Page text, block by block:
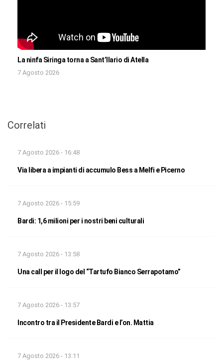
La ninfa Siringa torna a Sant’Ilario di Atella
7 Agosto 2026
Correlati
7 Agosto 2026 - 16:48
Via libera a impianti di accumulo Bess a Melfi e Picerno
7 Agosto 2026 - 15:59
Bardi: 1,6 milioni per i nostri beni culturali
7 Agosto 2026 - 13:58
Una call per il logo del “Tartufo Bianco Serrapotamo”
7 Agosto 2026 - 13:57
Incontro tra il Presidente Bardi e l’on. Mattia
7 Agosto 2026 - 13:11